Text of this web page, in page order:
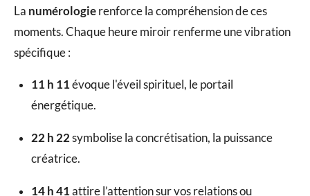
La numérologie renforce la compréhension de ces
moments. Chaque heure miroir renferme une vibration
spécifique :
11 h 11 évoque l'éveil spirituel, le portail
énergétique.
22 h 22 symbolise la concrétisation, la puissance
créatrice.
14 h 41 attire l’attention sur vos relations ou